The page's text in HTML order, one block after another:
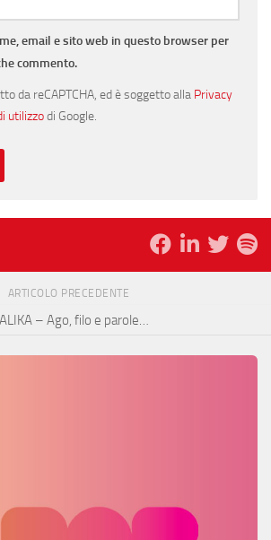
email e sito web in questo browser per
commento.
da reCAPTCHA, ed è soggetto alla Privacy
utilizzodi Google.
ARTICOLO PRECEDENTE
– Ago, filo e parole…